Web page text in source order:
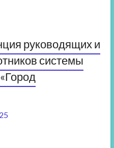
руководящих и
системы